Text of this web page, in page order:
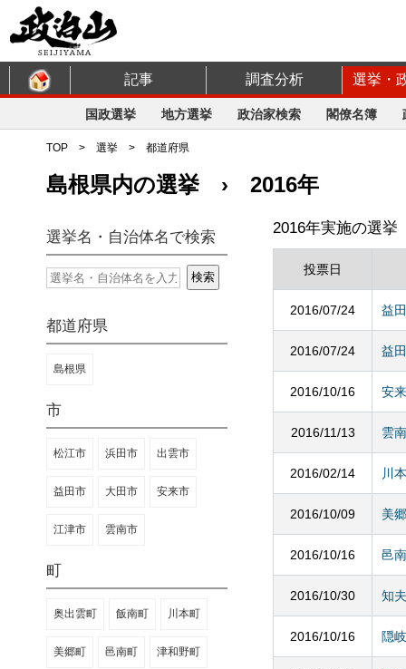
記事 調査分析 選挙・
国政選挙 地方選挙 政治家検索 閣僚名簿
TOP > 選挙 > 都道府県
島根県内の選挙 › 2016年
選挙名・自治体名で検索
都道府県
島根県
市
松江市 浜田市 出雲市
益田市 大田市 安来市
江津市 雲南市
町
奥出雲町 飯南町 川本町
美郷町 邑南町 津和野町
2016年実施の選挙
投票日
2016/07/24 益
2016/07/24 益
2016/10/16 安
2016/11/13 雲
2016/02/14 川
2016/10/09 美
2016/10/16 邑
2016/10/30 知
2016/10/16 隠